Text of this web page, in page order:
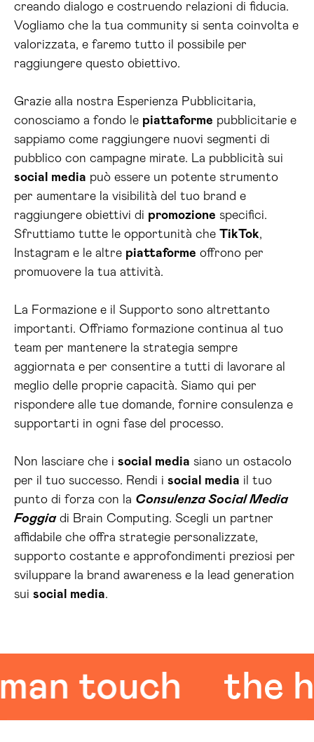
creando dialogo e costruendo relazioni di fiducia.
Vogliamo che la tua community si senta coinvolta e
valorizzata, e faremo tutto il possibile per
raggiungere questo obiettivo.
Grazie alla nostra Esperienza Pubblicitaria,
conosciamo a fondo le piattaforme pubblicitarie e
sappiamo come raggiungere nuovi segmenti di
pubblico con campagne mirate. La pubblicità sui
social media può essere un potente strumento
per aumentare la visibilità del tuo brand e
raggiungere obiettivi di promozione specifici.
Sfruttiamo tutte le opportunità che TikTok,
Instagram e le altre piattaforme offrono per
promuovere la tua attività.
La Formazione e il Supporto sono altrettanto
importanti. Offriamo formazione continua al tuo
team per mantenere la strategia sempre
aggiornata e per consentire a tutti di lavorare al
meglio delle proprie capacità. Siamo qui per
rispondere alle tue domande, fornire consulenza e
supportarti in ogni fase del processo.
Non lasciare che i social media siano un ostacolo
per il tuo successo. Rendi i social media il tuo
punto di forza con la Consulenza Social Media
Foggiadi Brain Computing. Scegli un partner
affidabile che offra strategie personalizzate,
supporto costante e approfondimenti preziosi per
sviluppare la brand awareness e la lead generation
sui social media.
touch the